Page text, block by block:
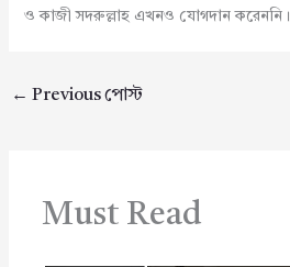
ও কাজী সদরুল্লাহ এখনও যোগদান করেননি।
← Previous পোস্ট
Must Read